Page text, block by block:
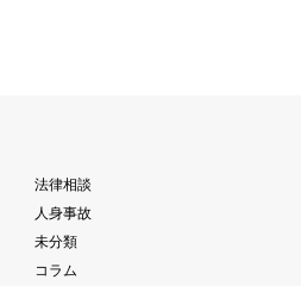
法律相談
人身事故
未分類
コラム